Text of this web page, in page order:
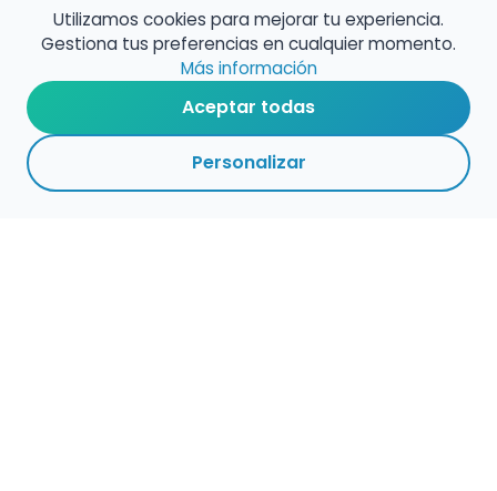
Utilizamos cookies para mejorar tu experiencia.
Gestiona tus preferencias en cualquier momento.
Más información
Aceptar todas
Personalizar